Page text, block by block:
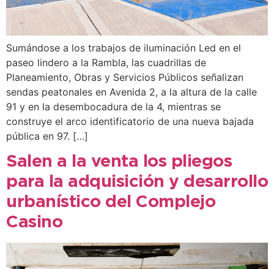
Sumándose a los trabajos de iluminación Led en el
paseo lindero a la Rambla, las cuadrillas de
Planeamiento, Obras y Servicios Públicos señalizan
sendas peatonales en Avenida 2, a la altura de la calle
91 y en la desembocadura de la 4, mientras se
construye el arco identificatorio de una nueva bajada
pública en 97. […]
Salen a la venta los pliegos
para la adquisición y desarrollo
urbanístico del Complejo
Casino